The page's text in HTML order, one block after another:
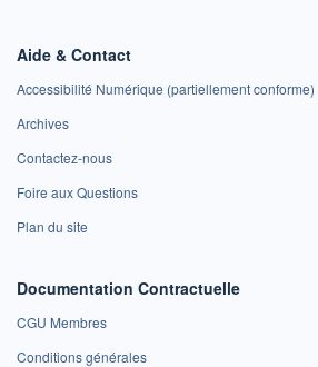
Aide & Contact
Accessibilité Numérique (partiellement conforme)
Archives
Contactez-nous
Foire aux Questions
Plan du site
Documentation Contractuelle
CGU Membres
Conditions générales